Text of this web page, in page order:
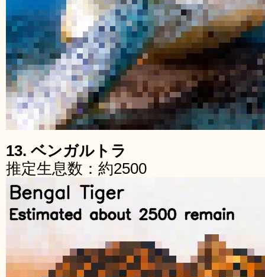
13. ベンガルトラ
推定生息数：約2500